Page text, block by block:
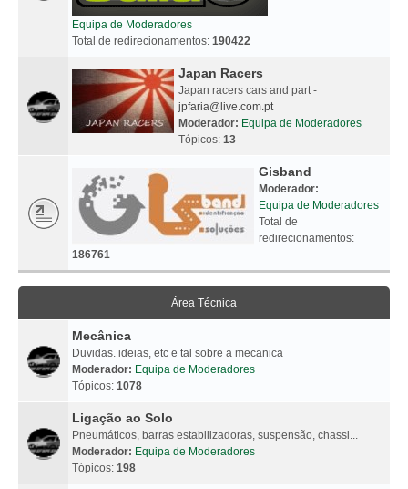
Equipa de Moderadores
Total de redirecionamentos: 190422
Japan Racers
Japan racers cars and part -
jpfaria@live.com.pt
Moderador: Equipa de Moderadores
Tópicos: 13
Gisband
Moderador:
Equipa de Moderadores
Total de
redirecionamentos:
186761
Área Técnica
Mecânica
Duvidas. ideias, etc e tal sobre a mecanica
Moderador: Equipa de Moderadores
Tópicos: 1078
Ligação ao Solo
Pneumáticos, barras estabilizadoras, suspensão, chassi...
Moderador: Equipa de Moderadores
Tópicos: 198